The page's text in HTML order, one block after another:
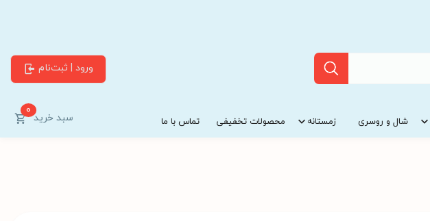
ورود | ثبت‌نام
شال و روسری زمستانه محصولات تخفیفی تماس با ما سبد خرید0